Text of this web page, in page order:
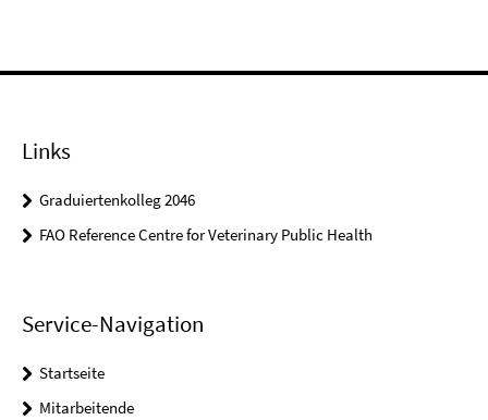
Links
Graduiertenkolleg 2046
FAO Reference Centre for Veterinary Public Health
Service-Navigation
Startseite
Mitarbeitende